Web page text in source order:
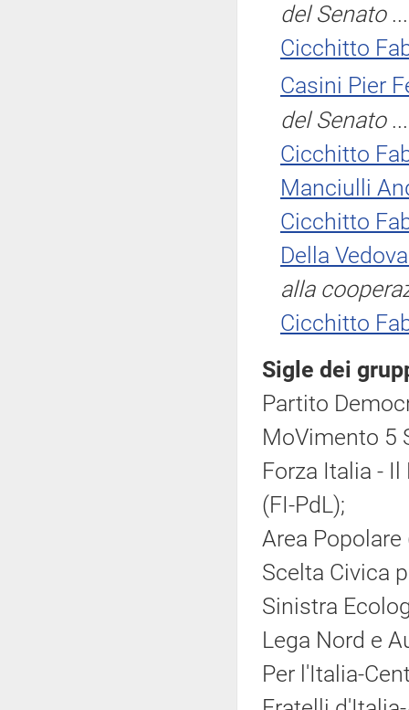
del Senato
Cicchitto
Casini Pier
del Senato
Cicchitto
Manciulli
Cicchitto
Della
alla
Cicchitto
Sigle dei
Partito
MoVimento 5
Forza Italia -
(FI-PdL);
Area Popolare
Scelta Civica
Sinistra
Lega Nord e
Per l'Italia-